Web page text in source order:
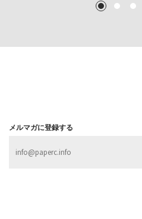
MORE
MORE
1 2 3
メルマガに登録する